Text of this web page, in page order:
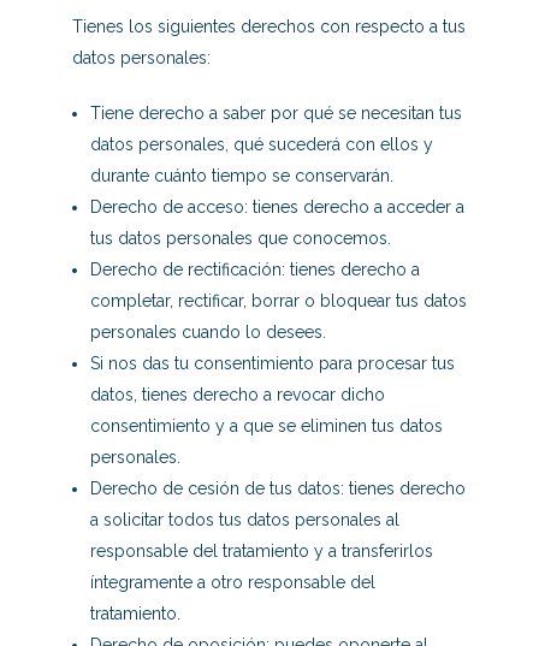
Tienes los siguientes derechos con respecto a tus
datos personales:
Tiene derecho a saber por qué se necesitan tus
datos personales, qué sucederá con ellos y
durante cuánto tiempo se conservarán.
Derecho de acceso: tienes derecho a acceder a
tus datos personales que conocemos.
Derecho de rectificación: tienes derecho a
completar, rectificar, borrar o bloquear tus datos
personales cuando lo desees.
Si nos das tu consentimiento para procesar tus
datos, tienes derecho a revocar dicho
consentimiento y a que se eliminen tus datos
personales.
Derecho de cesión de tus datos: tienes derecho
a solicitar todos tus datos personales al
responsable del tratamiento y a transferirlos
íntegramente a otro responsable del
tratamiento.